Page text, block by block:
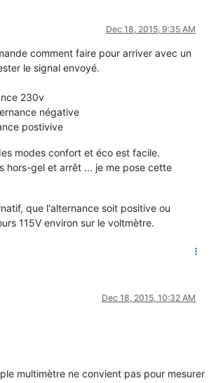
Dec 18, 2015, 9:35 AM
comment faire pour arriver avec un
le signal envoyé.
230v
négative
postivive
modes confort et éco est facile.
hors-gel et arrêt ... je me pose cette
que l'alternance soit positive ou
115V environ sur le voltmètre.
Dec 18, 2015, 10:32 AM
multimètre ne convient pas pour mesurer